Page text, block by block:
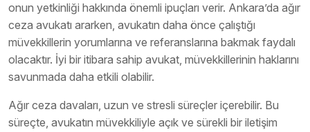
onun yetkinliği hakkında önemli ipuçları verir. Ankara’da ağır
ceza avukatı ararken, avukatın daha önce çalıştığı
müvekkillerin yorumlarına ve referanslarına bakmak faydalı
olacaktır. İyi bir itibara sahip avukat, müvekkillerinin haklarını
savunmada daha etkili olabilir.
Ağır ceza davaları, uzun ve stresli süreçler içerebilir. Bu
süreçte, avukatın müvekkiliyle açık ve sürekli bir iletişim